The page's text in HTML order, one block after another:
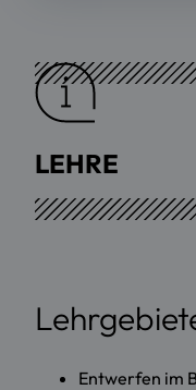
LEHRE
Entwerfen im